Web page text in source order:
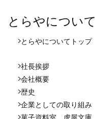
とらやについて
とらやについて トップ
社長挨拶
会社概要
歴史
企業としての取り組み
菓子資料室 虎屋文庫